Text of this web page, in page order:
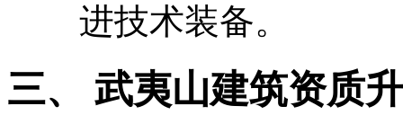
进技术装备。
三、 武夷山建筑资质